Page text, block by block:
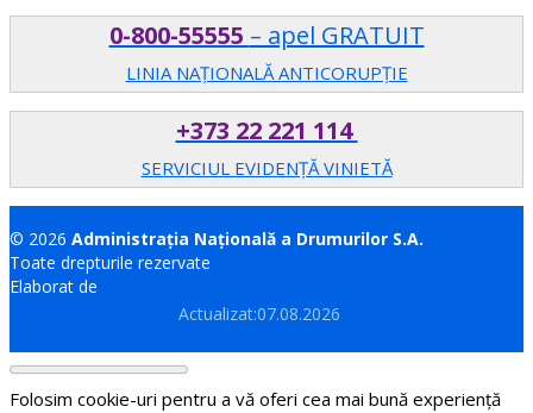
0-800-55555 – apel GRATUIT
LINIA NAȚIONALĂ ANTICORUPȚIE
+373 22 221 114
SERVICIUL EVIDENȚĂ VINIETĂ
© 2026 Administrația Națională a Drumurilor S.A.
Toate drepturile rezervate
Elaborat de
Actualizat:07.08.2026
Folosim cookie-uri pentru a vă oferi cea mai bună experiență